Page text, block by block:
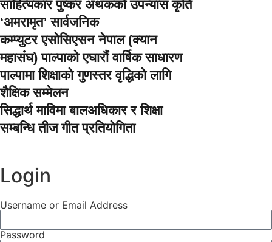
साहित्यकार पुष्कर अथकको उपन्यास कृति
‘अमरामृत’ सार्वजनिक
कम्प्युटर एसोसिएसन नेपाल (क्यान
महासंघ) पाल्पाको एघारौं वार्षिक साधारण
पाल्पामा शिक्षाको गुणस्तर वृद्धिको लागि
शैक्षिक सम्मेलन
सिद्धार्थ माविमा बालअधिकार र शिक्षा
सम्बन्धि तीज गीत प्रतियोगिता
Login
Username or Email Address
Password